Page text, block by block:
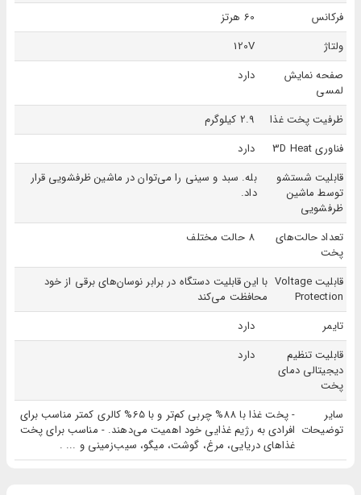
فرکانس
60 هرتز
ولتاژ
120V
صفحه نمایش
لمسی
دارد
ظرفیت پخت غذا
2.9 کیلوگرم
فناوری 3D Heat
دارد
قابلیت شستشو
توسط ماشین
ظرفشویی
بله. سبد و سینی را می‌توان در ماشین ظرفشویی قرار
داد.
تعداد حالت‌های
پخت
8 حالت مختلف
قابلیت Voltage
Protection
با این قابلیت دستگاه در برابر نوسان‌های برقی از خود
محافظت می‌کند
تایمر
دارد
قابلیت تنظیم
دیجیتالی دمای
پخت
دارد
سایر
توضیحات
- پخت غذا با 88% چربی کم‌تر و با 65% کالری کمتر مناسب برای
افرادی به رژیم غذایی خود اهمیت می‌دهند. - مناسب برای پخت
غذاهای دریایی، مرغ، گوشت، میگو، سیب‌زمینی و ... .